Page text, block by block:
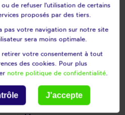
Longvilliers
L'étang-la-ville
Magny-les-hameaux
Marcq
Mareil-marly
Marly-le-roi
Maulette
de refuser l'utilisation de certains
proposés par des tiers.
pas votre navigation sur notre site
sera moins optimale.
retirer votre consentement à tout
des cookies. Pour plus
notre politique de confidentialité.
J'accepte